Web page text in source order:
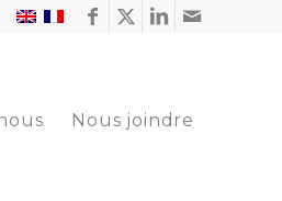
Nous joindre